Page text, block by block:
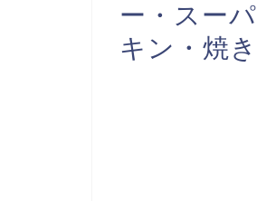
ー・スー
キン・焼